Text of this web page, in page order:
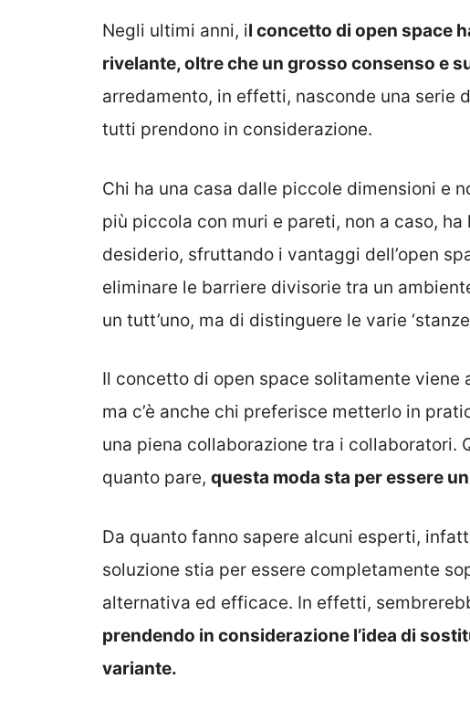
Negli ultimi anni, il concetto di open space
rivelante, oltre che un grosso consenso e
arredamento, in effetti, nasconde una serie
tutti prendono in considerazione.
Chi ha una casa dalle piccole dimensioni e
più piccola con muri e pareti, non a caso,
desiderio, sfruttando i vantaggi dell’open
eliminare le barriere divisorie tra un
un tutt’uno, ma di distinguere le varie
Il concetto di open space solitamente
ma c’è anche chi preferisce metterlo in
una piena collaborazione tra i collaboratori.
quanto pare, questa moda sta per essere
Da quanto fanno sapere alcuni esperti,
soluzione stia per essere completamente
alternativa ed efficace. In effetti,
prendendo in considerazione l’idea di
variante.